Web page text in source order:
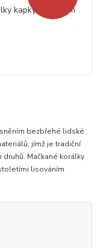
bezbřehé lidské
jímž je tradiční
Mačkané korálky
lisováním